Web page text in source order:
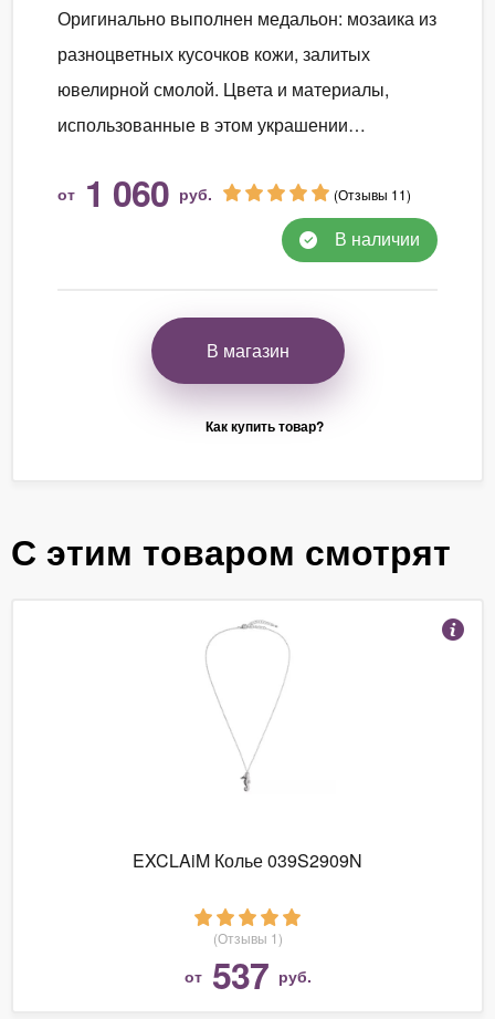
Оригинально выполнен медальон: мозаика из
разноцветных кусочков кожи, залитых
ювелирной смолой. Цвета и материалы,
использованные в этом украшении…
от 1 060 руб. (Отзывы 11)
В наличии
В магазин
Как купить товар?
С этим товаром смотрят
EXCLAiM Колье 039S2909N
(Отзывы 1)
от 537 руб.